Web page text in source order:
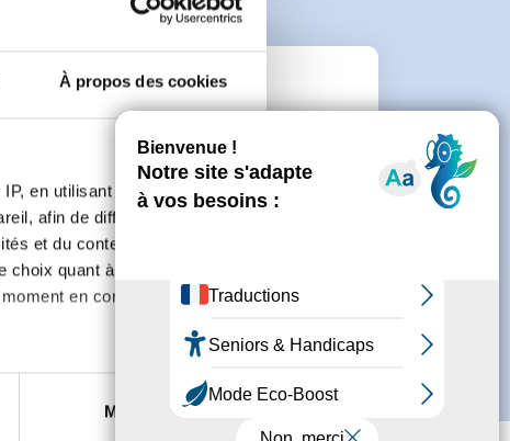
À propos des cookies
en utilisant des
afin de diffuser des
et du contenu, ainsi que de
quant à l'utilisation de
en consultant la
à plusieurs mètres près
Marketing
ou de créer un compte.